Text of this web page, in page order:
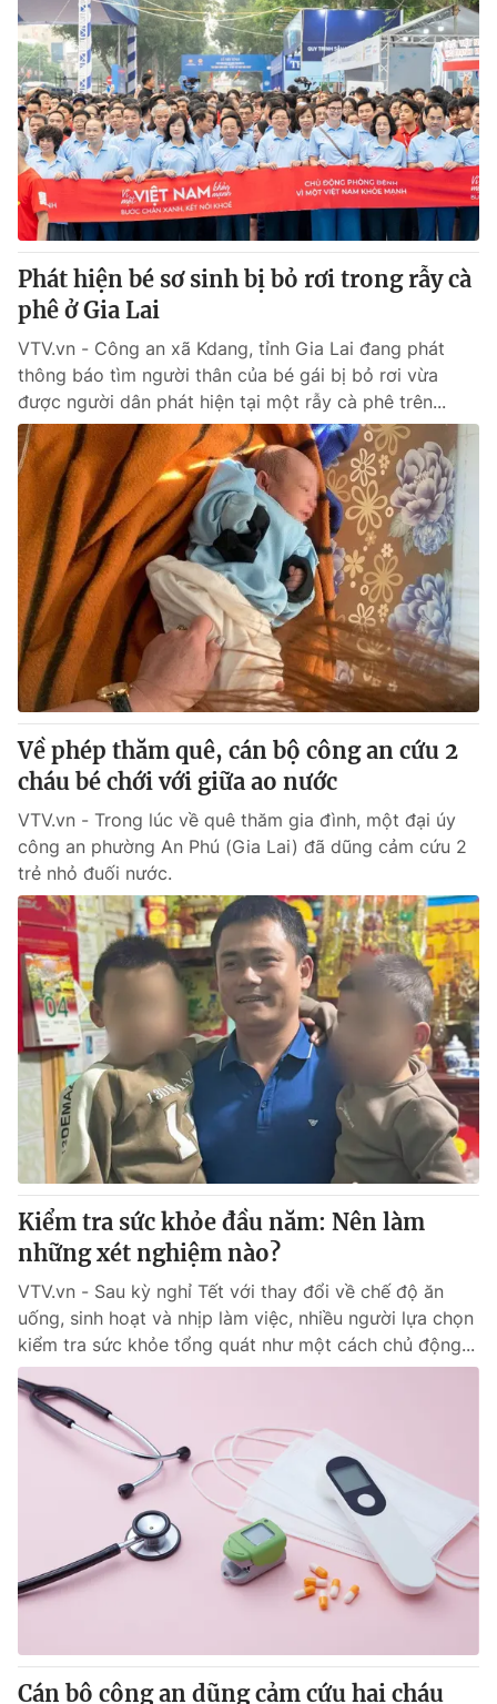
THỜI BÁO VTV
Theo dõi báo trên
Cơ quan chủ quản:Đài Truyền hình Việt Nam
Cơ quan báo chí:Thời báo VTV
Giấy phép hoạt động báo in và báo điện tử số 483/GP-BTTTT
cấp ngày 29/12/2023
Tổng Biên tập: Vũ Thanh Thủy
Phó Tổng Biên tập:
Nguyễn Trọng Ninh
Tổng đài VTV:024.38 355 931 - 024.38 355 932
Ðiện thoại Thời báo VTV: 024.66 897 897
Email:toasoan@vtv.vn
Liên hệ quảng cáo:
024-7300.7108
® Cấm sao chép dưới mọi hình thức nếu không có sự chấp
thuận bằng văn bản. Ghi rõ nguồn VTV.vn khi phát hành lại
thông tin từ website này.
Phát hiện bé sơ sinh bị bỏ rơi trong rẫy cà
phê ở Gia Lai
VTV.vn - Công an xã Kdang, tỉnh Gia Lai đang phát
thông báo tìm người thân của bé gái bị bỏ rơi vừa
được người dân phát hiện tại một rẫy cà phê trên...
Về phép thăm quê, cán bộ công an cứu 2
cháu bé chới với giữa ao nước
VTV.vn - Trong lúc về quê thăm gia đình, một đại úy
công an phường An Phú (Gia Lai) đã dũng cảm cứu 2
trẻ nhỏ đuối nước.
Kiểm tra sức khỏe đầu năm: Nên làm
những xét nghiệm nào?
VTV.vn - Sau kỳ nghỉ Tết với thay đổi về chế độ ăn
uống, sinh hoạt và nhịp làm việc, nhiều người lựa chọn
kiểm tra sức khỏe tổng quát như một cách chủ động...
Cán bộ công an dũng cảm cứu hai cháu